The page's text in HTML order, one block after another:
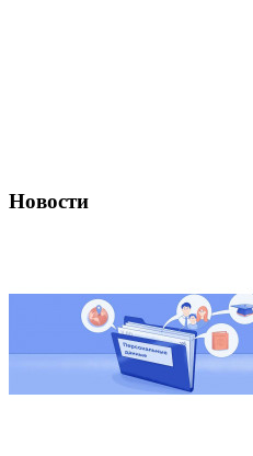
Новости